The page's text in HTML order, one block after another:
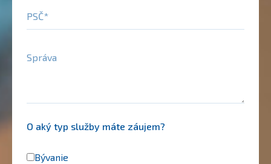
PSČ
Správa
O aký typ služby máte záujem?
Bývanie